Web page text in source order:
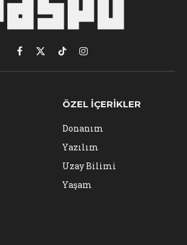
Facebook
X
(Twitter)
TikTokInstagram
ÖZEL İÇERIKLER
Donanım
Yazılım
Uzay Bilimi
Yaşam